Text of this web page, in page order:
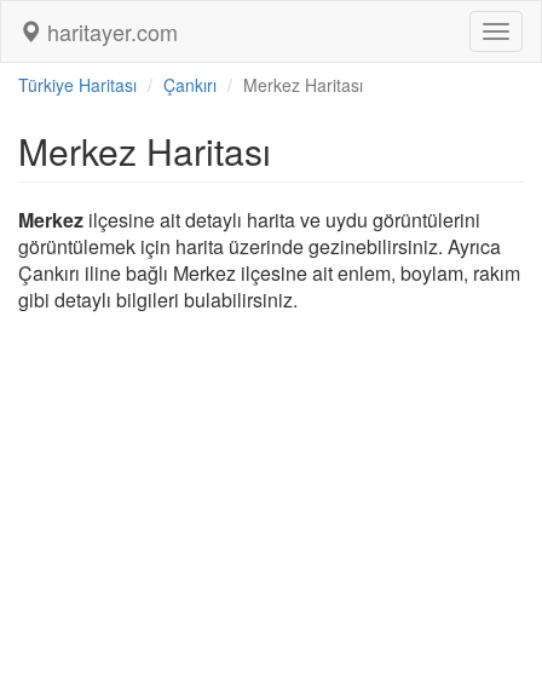
haritayer.com
Türkiye Haritası Çankırı Merkez Haritası
Merkez Haritası
Merkez ilçesine ait detaylı harita ve uydu görüntülerini
görüntülemek için harita üzerinde gezinebilirsiniz. Ayrıca
Çankırı iline bağlı Merkez ilçesine ait enlem, boylam, rakım
gibi detaylı bilgileri bulabilirsiniz.